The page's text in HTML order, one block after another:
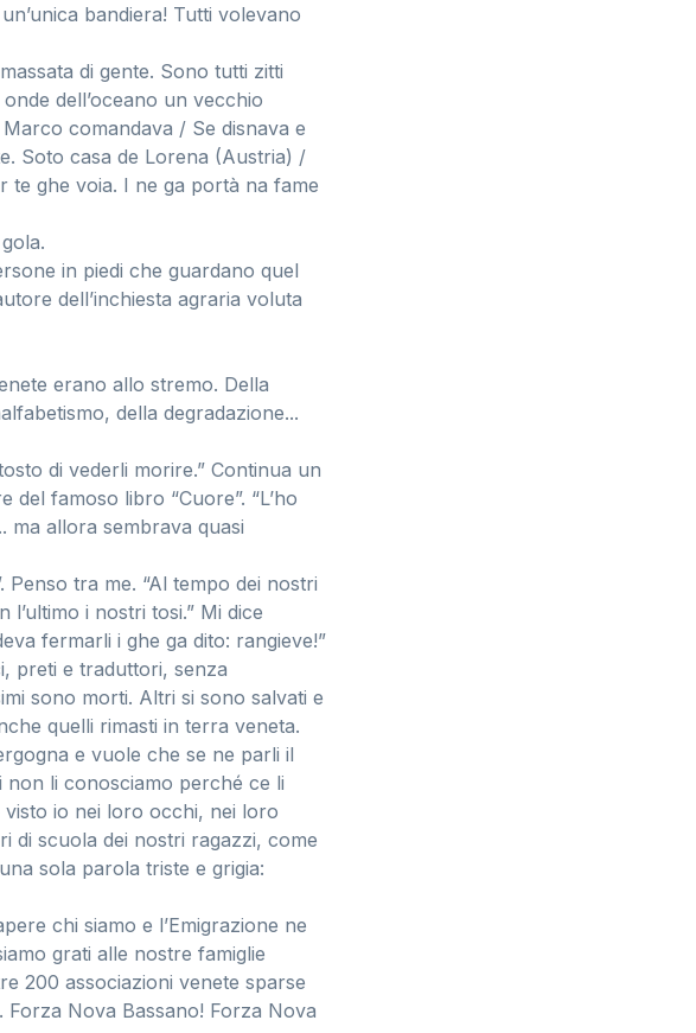
bandiera! Tutti volevano
di gente. Sono tutti zitti
dell’oceano un vecchio
comandava / Se disnava e
Soto casa de Lorena (Austria) /
te ghe voia. I ne ga portà na fame
in piedi che guardano quel
dell’inchiesta agraria voluta
erano allo stremo. Della
della degradazione...
di vederli morire.” Continua un
famoso libro “Cuore”. “L’ho
ma allora sembrava quasi
tra me. “Al tempo dei nostri
i nostri tosi.” Mi dice
fermarli i ghe ga dito: rangieve!”
preti e traduttori, senza
sono morti. Altri si sono salvati e
quelli rimasti in terra veneta.
e vuole che se ne parli il
non li conosciamo perché ce li
io nei loro occhi, nei loro
di scuola dei nostri ragazzi, come
sola parola triste e grigia:
chi siamo e l’Emigrazione ne
grati alle nostre famiglie
200 associazioni venete sparse
Nova Bassano! Forza Nova